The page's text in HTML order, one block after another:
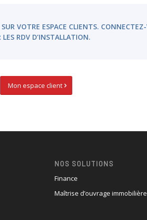
VOTRE ESPACE CLIENTS.
LES RDV D’INSTALLATION.
Mon espace client
NOS SOLUTIONS
Finance
Maîtrise d’ouvrage immobilière